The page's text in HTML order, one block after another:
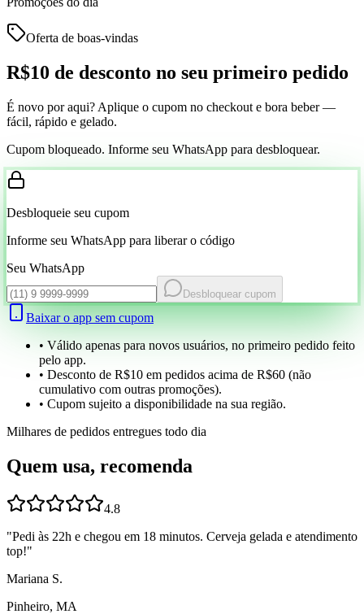
Oferta de boas-vindas
R$10 de desconto no seu primeiro pedido
É novo por aqui? Aplique o cupom no checkout e bora beber —
fácil, rápido e gelado.
Cupom bloqueado. Informe seu WhatsApp para desbloquear.
Desbloqueie seu cupom
Informe seu WhatsApp para liberar o código
Seu WhatsApp
Desbloquear cupom
Baixar o app sem cupom
• Válido apenas para novos usuários, no primeiro pedido feito
pelo app.
• Desconto de R$10 em pedidos acima de R$60 (não
cumulativo com outras promoções).
• Cupom sujeito a disponibilidade na sua região.
Milhares de pedidos entregues todo dia
Quem usa, recomenda
4.8
"Pedi às 22h e chegou em 18 minutos. Cerveja gelada e atendimento
top!"
Mariana S.
Pinheiro, MA